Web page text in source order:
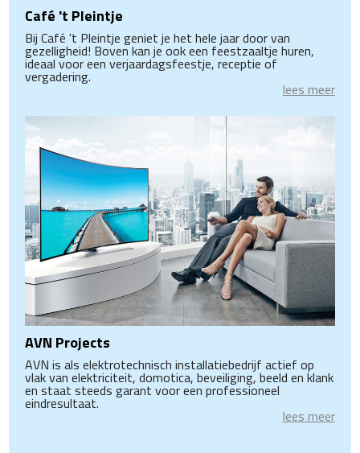
Café 't Pleintje
Bij Café 't Pleintje geniet je het hele jaar door van
gezelligheid! Boven kan je ook een feestzaaltje huren,
ideaal voor een verjaardagsfeestje, receptie of
vergadering.
lees meer
AVN Projects
AVN is als elektrotechnisch installatiebedrijf actief op
vlak van elektriciteit, domotica, beveiliging, beeld en klank
en staat steeds garant voor een professioneel
eindresultaat.
lees meer